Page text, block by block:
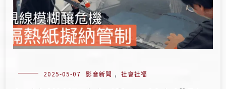
2025-05-07 影音新聞 , 社會社福